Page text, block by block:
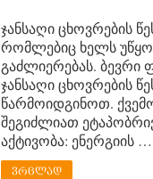
ჯანსაღი ცხოვრების
რომლებიც ხელს
გაძლიერებას. ბევრი
ჯანსაღი ცხოვრების
წარმოიდგინოთ.
შეგიძლიათ
აქტივობა: ენერგიის …
ვრცლად